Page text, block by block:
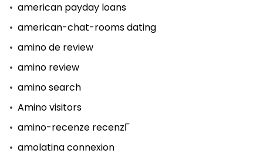
american payday loans
american-chat-rooms dating
amino de review
amino review
amino search
Amino visitors
amino-recenze recenzГ­
amolatina connexion